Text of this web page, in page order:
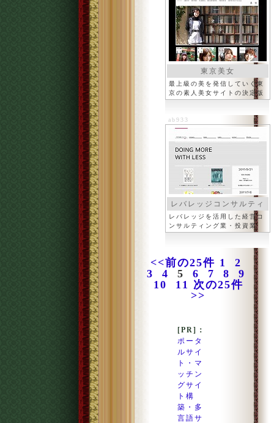
東京美女
最上級の美を発信していく東
京の素人美女サイトの決定版
ab933
レバレッジコンサルティ
ング
レバレッジを活用した経営コ
ンサルティング業・投資業
<<前の25件 1
2
3
4 5 6 7 8
9
10
11 次の25件
>>
[PR]：
ポータ
ルサイ
ト・マ
ッチン
グサイ
ト構
築・多
言語サ